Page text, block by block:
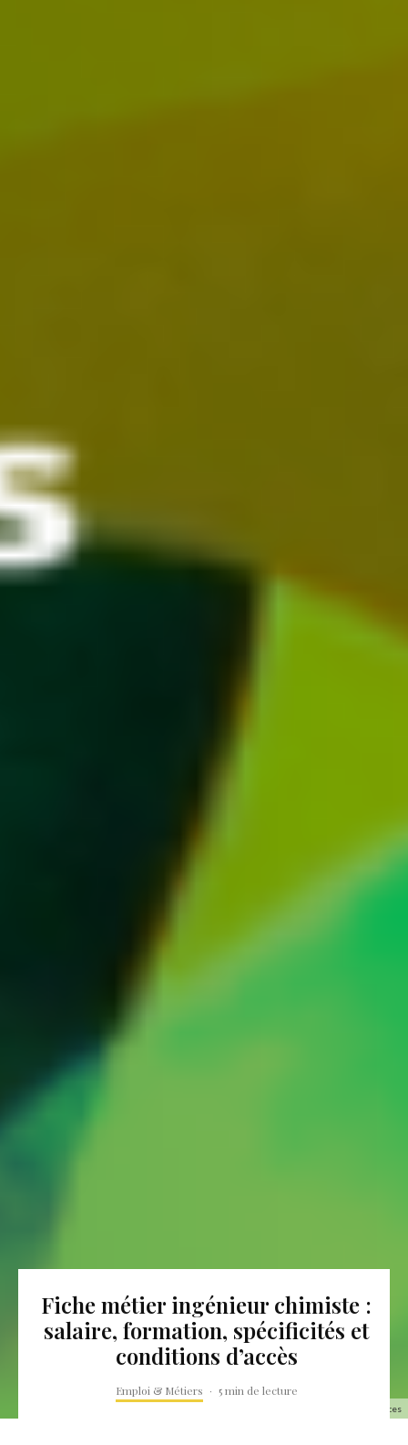
Fiche métier ingénieur chimiste salaire, formation et compétences
Fiche métier ingénieur chimiste :
salaire, formation, spécificités et
conditions d’accès
Emploi & Métiers · 5 min de lecture